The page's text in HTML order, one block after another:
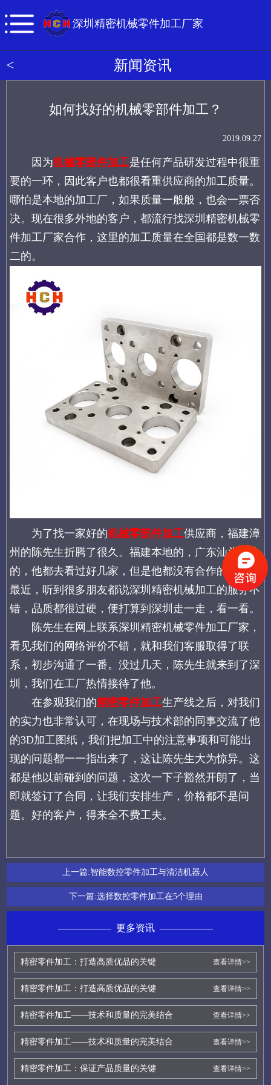
深圳精密机械零件加工厂家
< 新闻资讯
如何找好的机械零部件加工？
2019.09.27
因为机械零部件加工是任何产品研发过程中很重
要的一环，因此客户也都很看重供应商的加工质量。
哪怕是本地的加工厂，如果质量一般般，也会一票否
决。现在很多外地的客户，都流行找深圳精密机械零
件加工厂家合作，这里的加工质量在全国都是数一数
二的。
为了找一家好的机械零部件加工供应商，福建漳
州的陈先生折腾了很久。福建本地的，广东汕头那边
的，他都去看过好几家，但是他都没有合作的信心。
最近，听到很多朋友都说深圳精密机械加工的服务不
错，品质都很过硬，便打算到深圳走一走，看一看。
陈先生在网上联系深圳精密机械零件加工厂家，
看见我们的网络评价不错，就和我们客服取得了联
系，初步沟通了一番。没过几天，陈先生就来到了深
圳，我们在工厂热情接待了他。
在参观我们的精密零件加工生产线之后，对我们
的实力也非常认可，在现场与技术部的同事交流了他
的3D加工图纸，我们把加工中的注意事项和可能出
现的问题都一一指出来了，这让陈先生大为惊异。这
都是他以前碰到的问题，这次一下子豁然开朗了，当
即就签订了合同，让我们安排生产，价格都不是问
题。好的客户，得来全不费工夫。
上一篇:智能数控零件加工与清洁机器人
下一篇:选择数控零件加工在5个理由
更多资讯
精密零件加工：打造高质优品的关键 查看详情>>
精密零件加工：打造高质优品的关键 查看详情>>
精密零件加工——技术和质量的完美结合 查看详情>>
精密零件加工——技术和质量的完美结合 查看详情>>
精密零件加工：保证产品质量的关键 查看详情>>